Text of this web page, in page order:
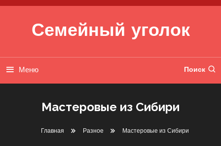
Перейти к содержимому
Семейный уголок
Меню Поиск
Мастеровые из Сибири
Главная Разное Мастеровые из Сибири